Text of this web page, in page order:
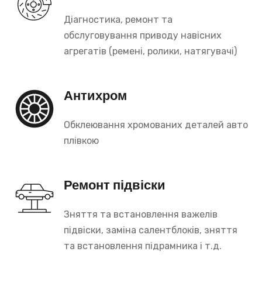
Діагностика, ремонт та
обслуговування приводу навісних
агрегатів (ремені, ролики, натягувачі)
Антихром
Обклеювання хромованих деталей авто
плівкою
Ремонт підвіски
Зняття та встановлення важелів
підвіски, заміна салентблоків, зняття
та встановлення підрамника і т.д.